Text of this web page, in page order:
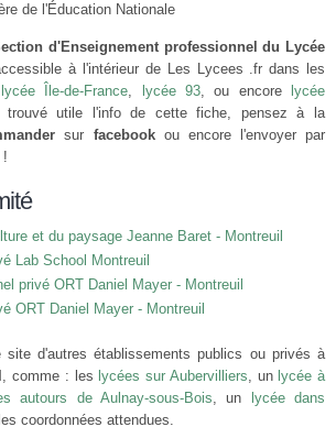
de l'Éducation Nationale
d'Enseignement professionnel du Lycée
à l'intérieur de Les Lycees .fr dans les
lycée Île-de-France, lycée 93, ou encore
lycée
trouvé utile l'info de cette fiche, pensez à la
sur facebookou encore l'envoyer par
!
et du paysage Jeanne Baret - Montreuil
Lab School Montreuil
privé ORT Daniel Mayer - Montreuil
ORT Daniel Mayer - Montreuil
site d'autres établissements publics ou privés à
, comme : les lycées sur Aubervilliers, un lycée à
autours de Aulnay-sous-Bois, un
lycée dans
coordonnées attendues.